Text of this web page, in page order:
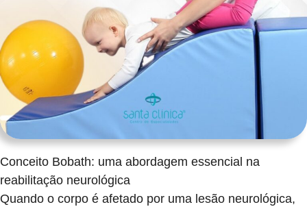
Conceito Bobath: uma abordagem essencial na
reabilitação neurológica
Quando o corpo é afetado por uma lesão neurológica,